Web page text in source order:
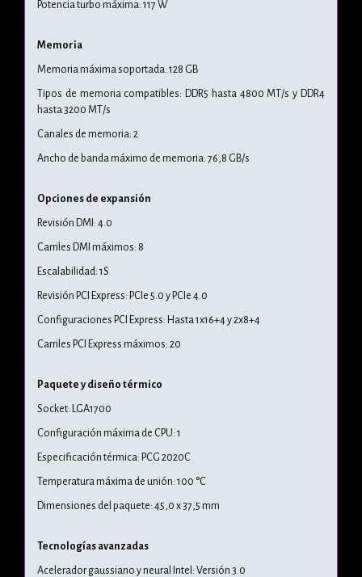
Potencia turbo máxima: 117 W
Memoria
Memoria máxima soportada: 128 GB
Tipos de memoria compatibles: DDR5 hasta 4800 MT/s y DDR4
hasta 3200 MT/s
Canales de memoria: 2
Ancho de banda máximo de memoria: 76,8 GB/s
Opciones de expansión
Revisión DMI: 4.0
Carriles DMI máximos: 8
Escalabilidad: 1S
Revisión PCI Express: PCIe 5.0 y PCIe 4.0
Configuraciones PCI Express: Hasta 1x16+4 y 2x8+4
Carriles PCI Express máximos: 20
Paquete y diseño térmico
Socket: LGA1700
Configuración máxima de CPU: 1
Especificación térmica: PCG 2020C
Temperatura máxima de unión: 100 °C
Dimensiones del paquete: 45,0 x 37,5 mm
Tecnologías avanzadas
Acelerador gaussiano y neural Intel: Versión 3.0